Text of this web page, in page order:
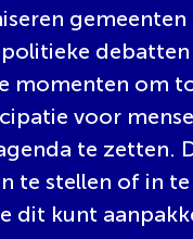
gemeenten
momenten om
voor
te zetten.
te stellen of in
dit kunt